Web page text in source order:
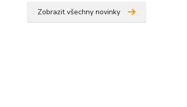
Zobrazit všechny novinky